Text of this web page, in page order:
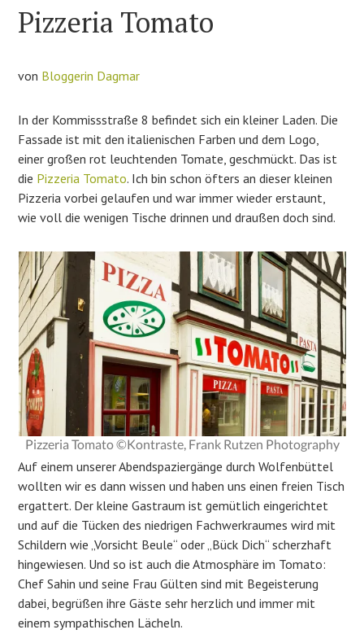
Pizzeria Tomato
von Bloggerin Dagmar
In der Kommissstraße 8 befindet sich ein kleiner Laden. Die
Fassade ist mit den italienischen Farben und dem Logo,
einer großen rot leuchtenden Tomate, geschmückt. Das ist
die Pizzeria Tomato. Ich bin schon öfters an dieser kleinen
Pizzeria vorbei gelaufen und war immer wieder erstaunt,
wie voll die wenigen Tische drinnen und draußen doch sind.
Pizzeria Tomato ©Kontraste, Frank Rutzen Photography
Auf einem unserer Abendspaziergänge durchWolfenbüttel
wollten wir es dann wissen und haben uns einen freien Tisch
ergattert. Der kleine Gastraum ist gemütlich eingerichtet
und auf die Tücken des niedrigen Fachwerkraumes wird mit
Schildern wie „Vorsicht Beule“ oder „Bück Dich“ scherzhaft
hingewiesen. Und so ist auch die Atmosphäre im Tomato:
Chef Sahin und seine Frau Gülten sind mit Begeisterung
dabei, begrüßen ihre Gäste sehr herzlich und immer mit
einem sympathischen Lächeln.